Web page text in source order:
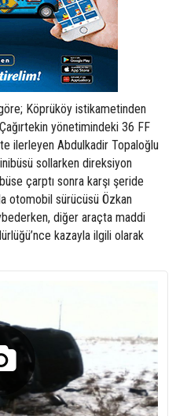
Köprüköy istikametinden
yönetimindeki 36 FF
ilerleyen Abdulkadir Topaloğlu
sollarken direksiyon
çarptı sonra karşı şeride
otomobil sürücüsü Özkan
diğer araçta maddi
kazayla ilgili olarak